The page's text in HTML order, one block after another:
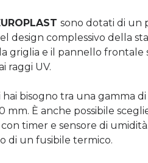
sono dotati di un
design complessivo della
e il pannello frontale
raggi UV.
bisogno tra una gamma
mm. È anche possibile
timer e sensore di
di un fusibile termico.